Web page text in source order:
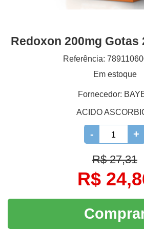
Redoxon 200mg Gotas
Referência:
Em estoque
Fornecedor:
ACIDO
- +
R$ 27,31
R$